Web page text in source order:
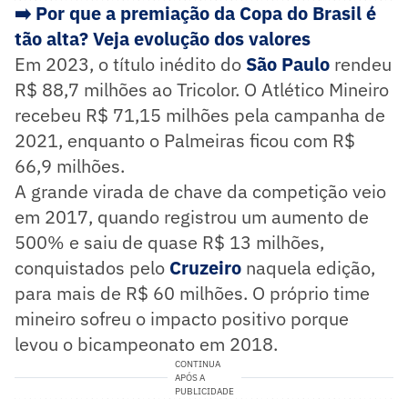
➡️ Por que a premiação da Copa do Brasil é
tão alta? Veja evolução dos valores
Em 2023, o título inédito do São Paulo rendeu
R$ 88,7 milhões ao Tricolor. O Atlético Mineiro
recebeu R$ 71,15 milhões pela campanha de
2021, enquanto o Palmeiras ficou com R$
66,9 milhões.
A grande virada de chave da competição veio
em 2017, quando registrou um aumento de
500% e saiu de quase R$ 13 milhões,
conquistados pelo Cruzeiro naquela edição,
para mais de R$ 60 milhões. O próprio time
mineiro sofreu o impacto positivo porque
levou o bicampeonato em 2018.
CONTINUA
APÓS A
PUBLICIDADE